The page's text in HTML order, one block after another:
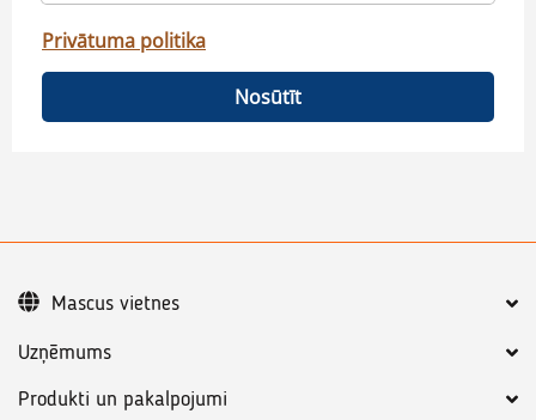
Privātuma politika
Nosūtīt
Uzņēmums
Produkti un pakalpojumi
Mascus vietnes